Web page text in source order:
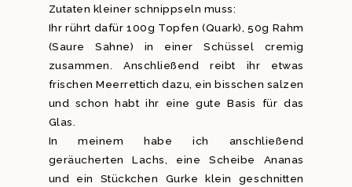
Zutaten kleiner schnippseln muss:
Ihr rührt dafür 100g Topfen (Quark), 50g Rahm
(Saure Sahne) in einer Schüssel cremig
zusammen. Anschließend reibt ihr etwas
frischen Meerrettich dazu, ein bisschen salzen
und schon habt ihr eine gute Basis für das
Glas.
In meinem habe ich anschließend
geräucherten Lachs, eine Scheibe Ananas
und ein Stückchen Gurke klein geschnitten